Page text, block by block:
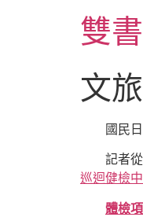
雙
文
國民
記者
巡迴健檢
體檢